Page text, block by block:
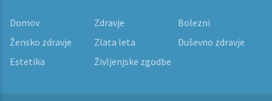
Domov Zdravje
Bolezni
Žensko zdravje
Zlata leta
Duševno zdravje
Estetika
Življenjske zgodbe